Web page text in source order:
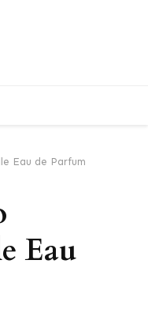
Eau de Parfum
Eau